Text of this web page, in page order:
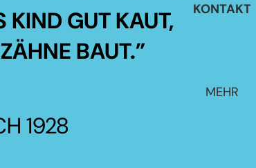
KONTAKT
MEHR
KIND GUT KAUT,
BAUT.”
1928